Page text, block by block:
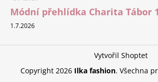
Módní přehlídka Charita Tábor
1.7.2026
Vytvořil Shoptet
Copyright 2026 Ilka fashion. Všechna